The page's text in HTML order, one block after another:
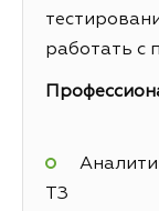
работать с
ТЗ